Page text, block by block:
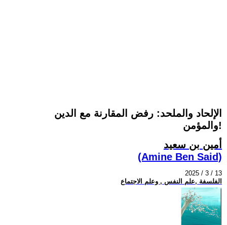
الإلحاد والملحد: رفض المقارنة مع الدين
والمؤمن!
أمين بن سعيد
(Amine Ben Said)
2025 / 3 / 13
الفلسفة ,علم النفس , وعلم الاجتماع